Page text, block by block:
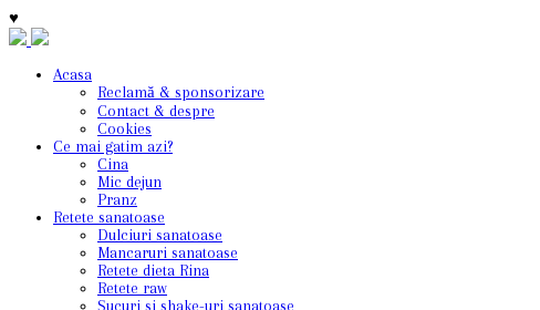
♥
Acasa
Reclamă & sponsorizare
Contact & despre
Cookies
Ce mai gatim azi?
Cina
Mic dejun
Pranz
Retete sanatoase
Dulciuri sanatoase
Mancaruri sanatoase
Retete dieta Rina
Retete raw
Sucuri si shake-uri sanatoase